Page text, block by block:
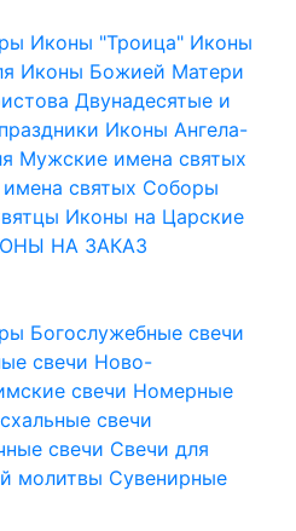
Иконы "Троица" Иконы
Иконы Божией Матери
Двунадесятые и
Иконы Ангела-
Мужские имена святых
святых Соборы
Иконы на Царские
НА ЗАКАЗ
Богослужебные свечи
свечи Ново-
свечи Номерные
свечи
свечи Свечи для
молитвы Сувенирные